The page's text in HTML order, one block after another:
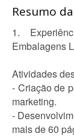
Resumo
1.
Embalagens
Atividades
- Criação de
marketing.
-
mais de 60